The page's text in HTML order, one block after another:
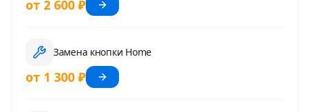
от 2 600 ₽
Замена кнопки Home
от 1 300 ₽